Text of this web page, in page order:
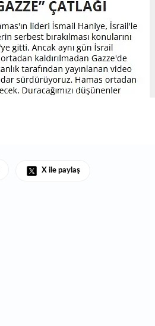
X ile paylaş